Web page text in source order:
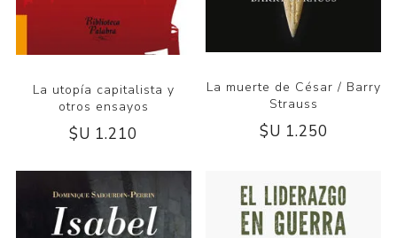
La utopía capitalista y
otros ensayos
$U 1.210
La muerte de César / Barry
Strauss
$U 1.250